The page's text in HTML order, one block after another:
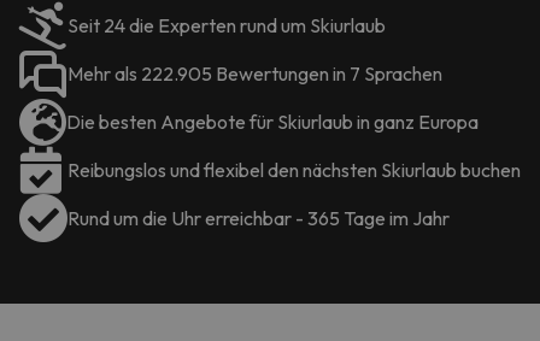
Seit 24 die Experten rund um Skiurlaub
Mehr als 222.905 Bewertungen in 7 Sprachen
Die besten Angebote für Skiurlaub in ganz Europa
Reibungslos und flexibel den nächsten Skiurlaub buchen
Rund um die Uhr erreichbar - 365 Tage im Jahr